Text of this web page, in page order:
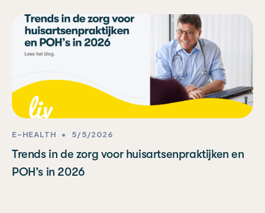
E-HEALTH • 5/5/2026
Trends in de zorg voor huisartsenpraktijken en
POH’s in 2026